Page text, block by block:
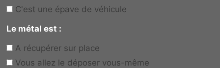
C'est une épave de véhicule
Le métal est :
A récupérer sur place
Vous allez le déposer vous-même